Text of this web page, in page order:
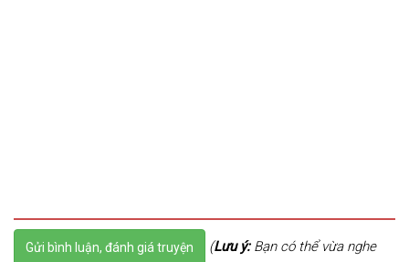
Gửi bình luận, đánh giá truyện (Lưu ý:Bạn có thể vừa nghe